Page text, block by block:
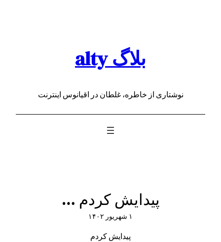
بلاگ alty
نوشتاری از خاطره، غلطان در اقیانوس اینترنت
پیدایش کردم …
۱ شهریور ۱۴۰۲
پیدایش کردم